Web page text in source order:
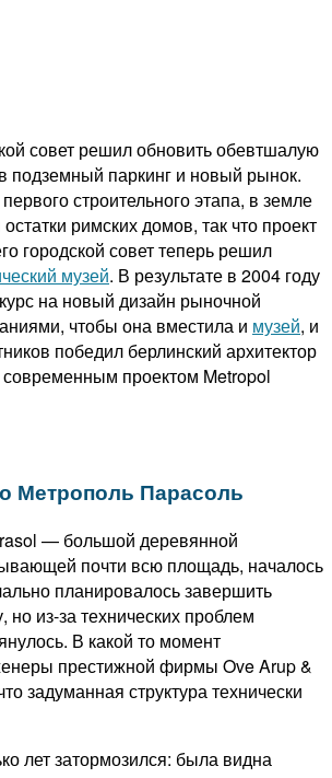
совет решил обновить обевтшалую
подземный паркинг и новый рынок.
строительного этапа, в земле
римских домов, так что проект
городской совет теперь решил
музей. В результате в 2004 году
на новый дизайн рыночной
чтобы она вместила и музей, и
победил берлинский архитектор
проектом Metropol
Метрополь Парасоль
— большой деревянной
почти всю площадь, началось
планировалось завершить
но из-за технических проблем
В какой то момент
престижной фирмы Ove Arup &
задуманная структура технически
лет затормозился: была видна